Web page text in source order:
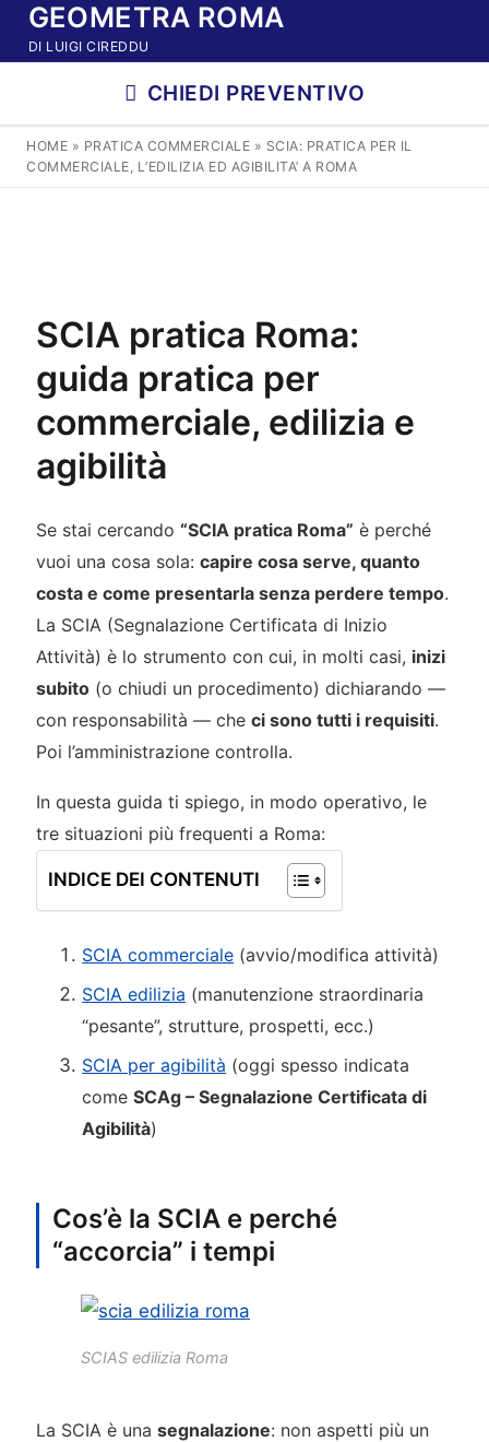
GEOMETRA ROMA
DI LUIGI CIREDDU
CHIEDI PREVENTIVO
HOME » PRATICA COMMERCIALE » SCIA: PRATICA PER IL
COMMERCIALE, L’EDILIZIA ED AGIBILITA’ A ROMA
SCIA pratica Roma:
guida pratica per
commerciale, edilizia e
agibilità
Se stai cercando “SCIA pratica Roma” è perché
vuoi una cosa sola: capire cosa serve, quanto
costa e come presentarla senza perdere tempo.
La SCIA (Segnalazione Certificata di Inizio
Attività) è lo strumento con cui, in molti casi, inizi
subito(o chiudi un procedimento) dichiarando —
con responsabilità — che ci sono tutti i requisiti.
Poi l’amministrazione controlla.
In questa guida ti spiego, in modo operativo, le
tre situazioni più frequenti a Roma:
INDICE DEI CONTENUTI
SCIA commerciale (avvio/modifica attività)
SCIA edilizia (manutenzione straordinaria
“pesante”, strutture, prospetti, ecc.)
SCIA per agibilità (oggi spesso indicata
comeSCAg – Segnalazione Certificata di
Agibilità)
Cos’è la SCIA e perché
“accorcia” i tempi
SCIAS edilizia Roma
La SCIA è una segnalazione: non aspetti più un